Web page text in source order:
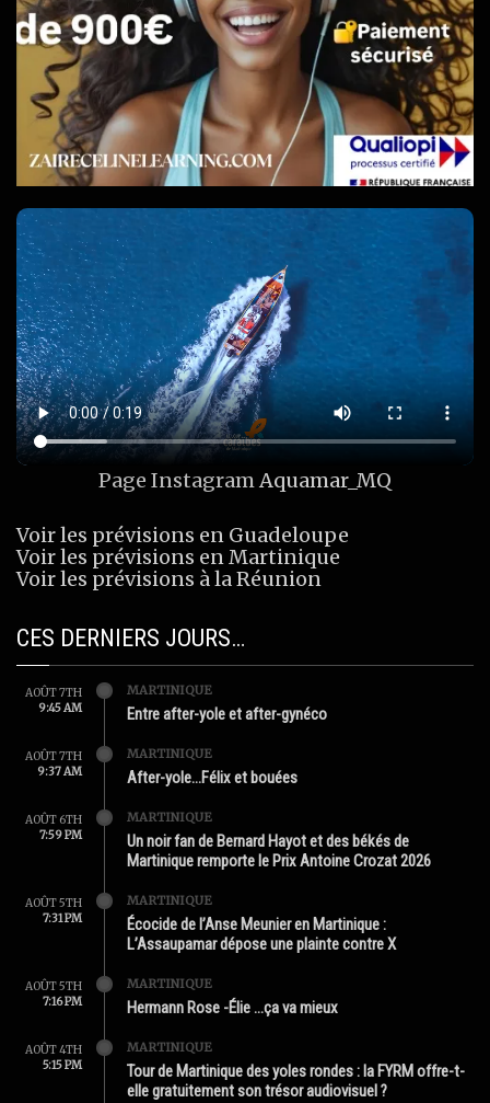
Page InstagramAquamar_MQ
Voir les prévisions en Guadeloupe
Voir les prévisions en Martinique
Voir les prévisions à la Réunion
CES DERNIERS JOURS…
AOÛT 7TH
9:45 AM
MARTINIQUE
Entre after-yole et after-gynéco
AOÛT 7TH
9:37 AM
MARTINIQUE
After-yole…Félix et bouées
AOÛT 6TH
7:59 PM
MARTINIQUE
Un noir fan de Bernard Hayot et des békés de
Martinique remporte le Prix Antoine Crozat 2026
AOÛT 5TH
7:31 PM
MARTINIQUE
Écocide de l’Anse Meunier en Martinique :
L’Assaupamar dépose une plainte contre X
AOÛT 5TH
7:16 PM
MARTINIQUE
Hermann Rose -Élie …ça va mieux
AOÛT 4TH
5:15 PM
MARTINIQUE
Tour de Martinique des yoles rondes : la FYRM offre-t-
elle gratuitement son trésor audiovisuel ?